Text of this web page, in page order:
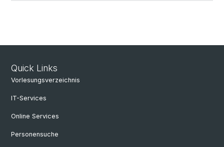
Quick Links
Vorlesungsverzeichnis
IT-Services
Online Services
Personensuche